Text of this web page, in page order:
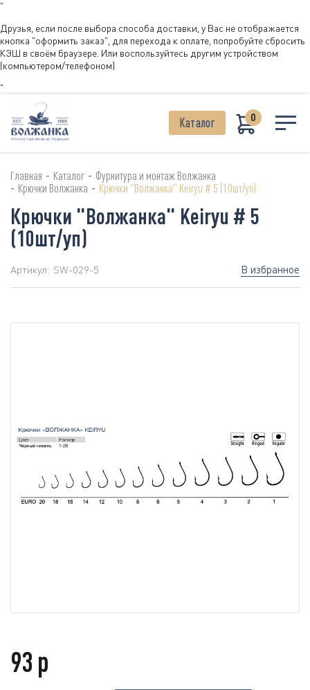
"
Друзья, если после выбора способа доставки, у Вас не отображается
кнопка "оформить заказ", для перехода к оплате, попробуйте сбросить
КЭШ в своём браузере. Или воспользуйтесь другим устройством
(компьютером/телефоном)
"
Каталог 0
Главная - Каталог - Фурнитура и монтаж Волжанка
- Крючки Волжанка - Крючки "Волжанка" Keiryu # 5 (10шт/уп)
Крючки "Волжанка" Keiryu # 5
(10шт/уп)
Артикул: SW-029-5 В избранное
93 р